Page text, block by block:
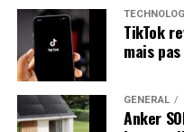
statistiques de l’Insee,7
prénommés Hugo en
quatrième plus populaire
primaire,il côtoie
et autres prénoms
confusion lors des
TikTok
mais
GÉNÉRAL
Anker